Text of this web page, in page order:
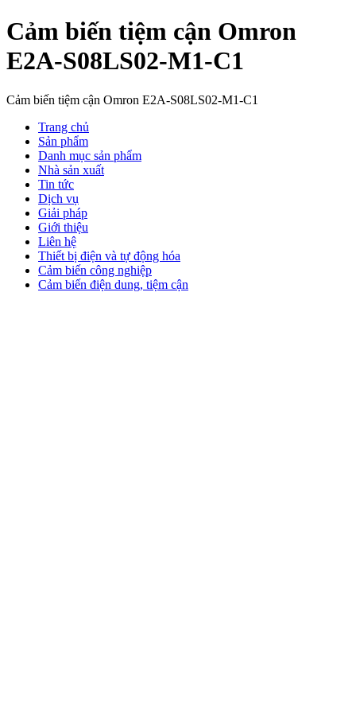
Cảm biến tiệm cận Omron
E2A-S08LS02-M1-C1
Cảm biến tiệm cận Omron E2A-S08LS02-M1-C1
Trang chủ
Sản phẩm
Danh mục sản phẩm
Nhà sản xuất
Tin tức
Dịch vụ
Giải pháp
Giới thiệu
Liên hệ
Thiết bị điện và tự động hóa
Cảm biến công nghiệp
Cảm biến điện dung, tiệm cận